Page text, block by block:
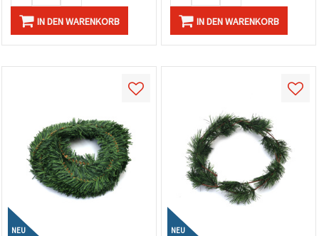
IN DEN WARENKORB IN DEN WARENKORB
NEU NEU